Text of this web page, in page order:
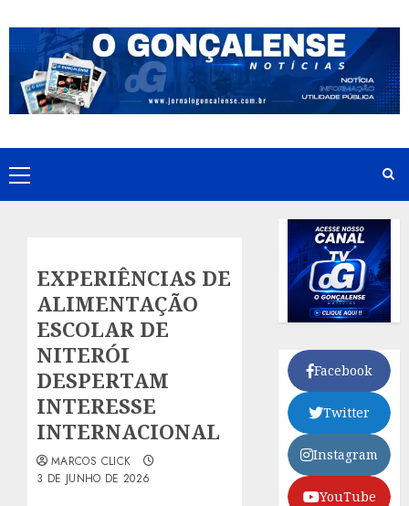
to
content
Primary
Menu
EXPERIÊNCIAS DE
ALIMENTAÇÃO
ESCOLAR DE
NITERÓI
DESPERTAM
INTERESSE
INTERNACIONAL
MARCOS CLICK
3 DE JUNHO DE 2026
Facebook
Twitter
Instagram
YouTube